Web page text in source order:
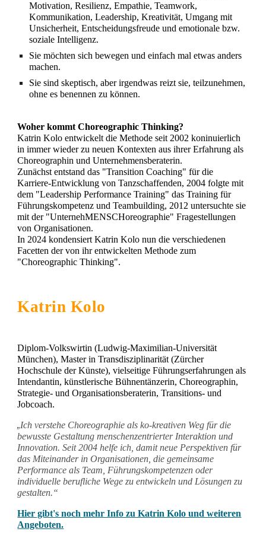
Motivation, Resilienz, Empathie, Teamwork,
Kommunikation, Leadership, Kreativität, Umgang mit
Unsicherheit, Entscheidungsfreude und emotionale bzw.
soziale Intelligenz.
Sie möchten sich bewegen und einfach mal etwas anders
machen.
Sie sind skeptisch, aber irgendwas reizt sie, teilzunehmen,
ohne es benennen zu können.
Woher kommt Choreographic Thinking?
Katrin Kolo entwickelt die Methode seit 2002 koninuierlich
in immer wieder zu neuen Kontexten aus ihrer Erfahrung als
Choreographin und Unternehmensberaterin.
Zunächst entstanddas "Transition Coaching" für die
Karriere-Entwicklung von Tanzschaffenden, 2004folgte mit
dem "Leadership Performance Training"das Training für
Führungskompetenz und Teambuilding, 2012untersuchte sie
mit der"UnternehMENSCHoreographie" Fragestellungen
von Organisationen.
In 2024 kondensiert Katrin Kolo nun die verschiedenen
Facetten der von ihr entwickelten Methode zum
"Choreographic Thinking".
Katrin Kolo
Diplom-Volkswirtin (Ludwig-Maximilian-Universität
München), Master in Transdisziplinarität (Zürcher
Hochschule der Künste), vielseitige Führungserfahrungen als
Intendantin, künstlerische Bühnentänzerin, Choreographin,
Strategie- und Organisationsberaterin, Transitions- und
Jobcoach.
„Ich verstehe Choreographie als ko-kreativen Weg für die
bewusste Gestaltung menschenzentrierter Interaktion und
Innovation. Seit 2004 helfe ich, damit neue Perspektiven für
das Miteinander in Organisationen, die gemeinsame
Performance als Team, Führungskompetenzen oder
individuelle berufliche Wege zu entwickeln und Lösungen zu
gestalten.“
Hier gibt's noch mehr Info zu Katrin Kolo und weiteren
Angeboten.